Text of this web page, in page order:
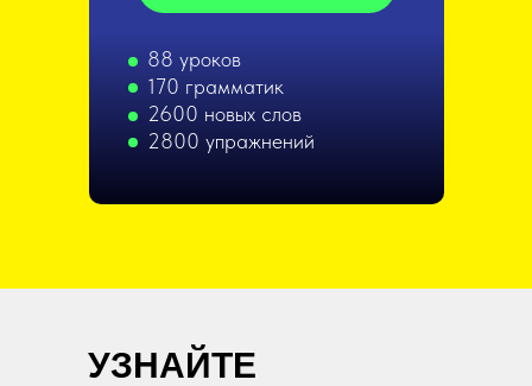
88 уроков
170 грамматик
2600 новых слов
2800 упражнений
УЗНАЙТЕ